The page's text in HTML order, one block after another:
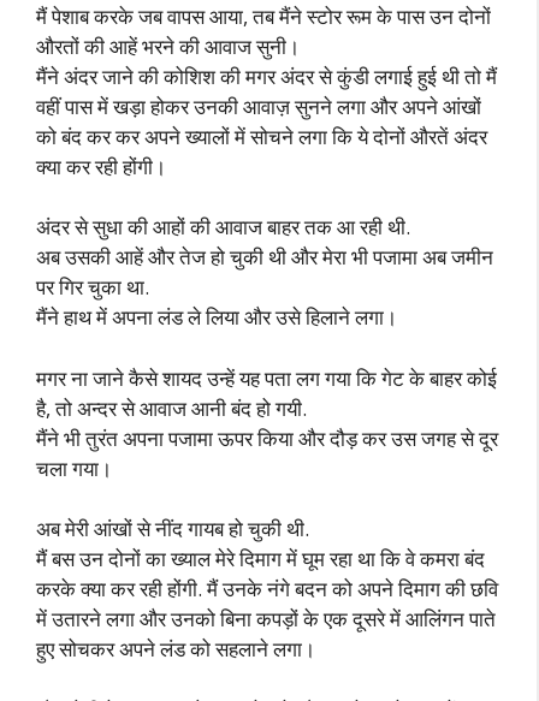
मैं पेशाब करके जब वापस आया, तब मैंने स्टोर रूम के पास उन दोनों
औरतों की आहें भरने की आवाज सुनी।
मैंने अंदर जाने की कोशिश की मगर अंदर से कुंडी लगाई हुई थी तो मैं
वहीं पास में खड़ा होकर उनकी आवाज़ सुनने लगा और अपने आंखों
को बंद कर कर अपने ख्यालों में सोचने लगा कि ये दोनों औरतें अंदर
क्या कर रही होंगी।
अंदर से सुधा की आहों की आवाज बाहर तक आ रही थी.
अब उसकी आहें और तेज हो चुकी थी और मेरा भी पजामा अब जमीन
पर गिर चुका था.
मैंने हाथ में अपना लंड ले लिया और उसे हिलाने लगा।
मगर ना जाने कैसे शायद उन्हें यह पता लग गया कि गेट के बाहर कोई
है, तो अन्दर से आवाज आनी बंद हो गयी.
मैंने भी तुरंत अपना पजामा ऊपर किया और दौड़ कर उस जगह से दूर
चला गया।
अब मेरी आंखों से नींद गायब हो चुकी थी.
मैं बस उन दोनों का ख्याल मेरे दिमाग में घूम रहा था कि वे कमरा बंद
करके क्या कर रही होंगी. मैं उनके नंगे बदन को अपने दिमाग की छवि
में उतारने लगा और उनको बिना कपड़ों के एक दूसरे में आलिंगन पाते
हुए सोचकर अपने लंड को सहलाने लगा।